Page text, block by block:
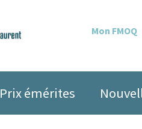
Mon FMOQ
Prix émérites